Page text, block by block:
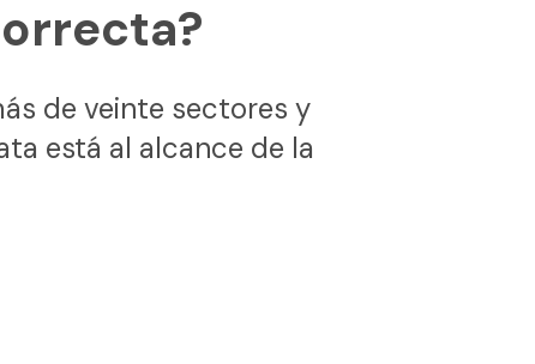
de veinte sectores y
está al alcance de la